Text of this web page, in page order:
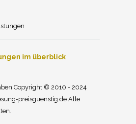
im überblick
Copyright © 2010 - 2024
preisguenstig.de Alle